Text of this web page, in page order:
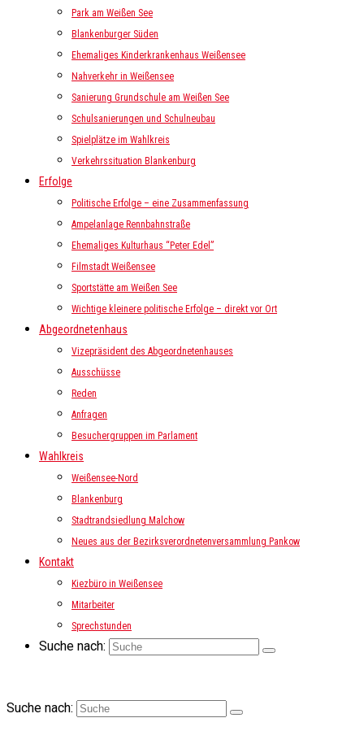
Park am Weißen See
Blankenburger Süden
Ehemaliges Kinderkrankenhaus Weißensee
Nahverkehr in Weißensee
Sanierung Grundschule am Weißen See
Schulsanierungen und Schulneubau
Spielplätze im Wahlkreis
Verkehrssituation Blankenburg
Erfolge
Politische Erfolge – eine Zusammenfassung
Ampelanlage Rennbahnstraße
Ehemaliges Kulturhaus “Peter Edel”
Filmstadt Weißensee
Sportstätte am Weißen See
Wichtige kleinere politische Erfolge – direkt vor Ort
Abgeordnetenhaus
Vizepräsident des Abgeordnetenhauses
Ausschüsse
Reden
Anfragen
Besuchergruppen im Parlament
Wahlkreis
Weißensee-Nord
Blankenburg
Stadtrandsiedlung Malchow
Neues aus der Bezirksverordnetenversammlung Pankow
Kontakt
Kiezbüro in Weißensee
Mitarbeiter
Sprechstunden
Suche nach:
Suche nach: